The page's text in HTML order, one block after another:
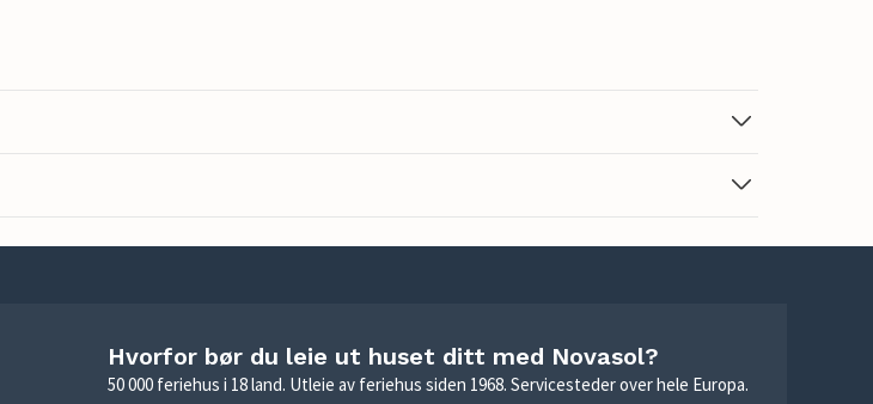
Hvorfor bør du leie ut huset ditt med Novasol?
50 000 feriehus i 18 land. Utleie av feriehus siden 1968. Servicesteder over hele Europa.